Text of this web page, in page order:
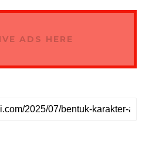
ADS HERE